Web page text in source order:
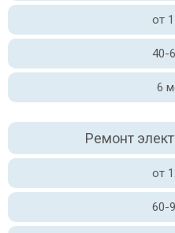
от
40-
6
Ремонт
от
60-